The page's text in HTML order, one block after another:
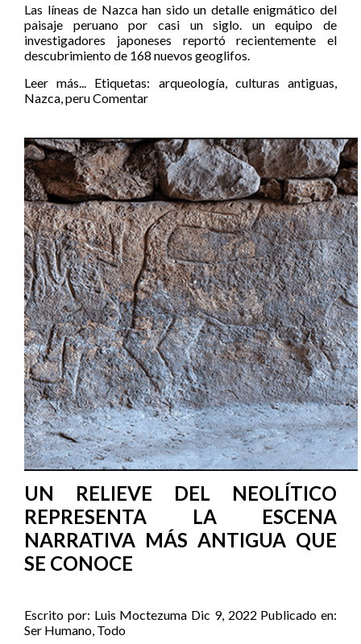
Las líneas de Nazca han sido un detalle enigmático del
paisaje peruano por casi un siglo. un equipo de
investigadores japoneses reportó recientemente el
descubrimiento de 168 nuevos geoglifos.
Leer más... Etiquetas: arqueología, culturas antiguas,
Nazca,peruComentar
UN RELIEVE DEL NEOLÍTICO
REPRESENTA LA ESCENA
NARRATIVA MÁS ANTIGUA QUE
SE CONOCE
Escrito por: Luis Moctezuma Dic 9, 2022 Publicado en:
Ser Humano, Todo